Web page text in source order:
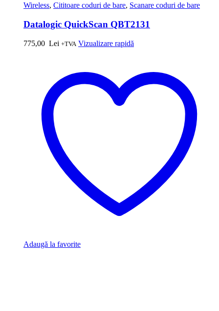
Wireless, Cititoare coduri de bare, Scanare coduri de bare
Datalogic QuickScan QBT2131
775,00 Lei +TVA Vizualizare rapidă
Adaugă la favorite